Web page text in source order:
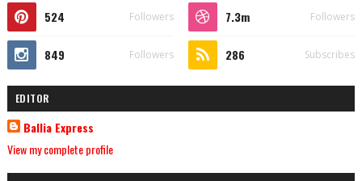
524 Followers 7.3m Followers
849 Followers 286 Subscribes
EDITOR
Ballia Express
View my complete profile